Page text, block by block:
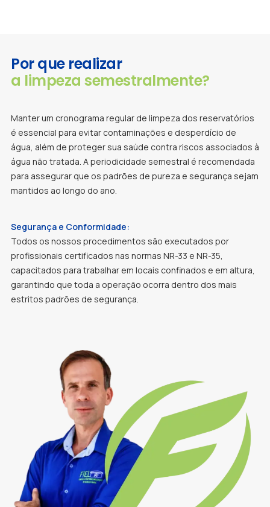
Por que realizar
a limpeza semestralmente?
Manter um cronograma regular de limpeza dos reservatórios
é essencial para evitar contaminações e desperdício de
água, além de proteger sua saúde contra riscos associados à
água não tratada. A periodicidade semestral é recomendada
para assegurar que os padrões de pureza e segurança sejam
mantidos ao longo do ano.
Segurança e Conformidade:
Todos os nossos procedimentos são executados por
profissionais certificados nas normas NR-33 e NR-35,
capacitados para trabalhar em locais confinados e em altura,
garantindo que toda a operação ocorra dentro dos mais
estritos padrões de segurança.